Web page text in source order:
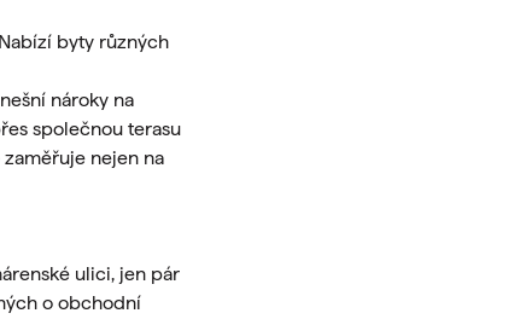
byty různých
nároky na
společnou terasu
nejen na
ulici, jen pár
o obchodní